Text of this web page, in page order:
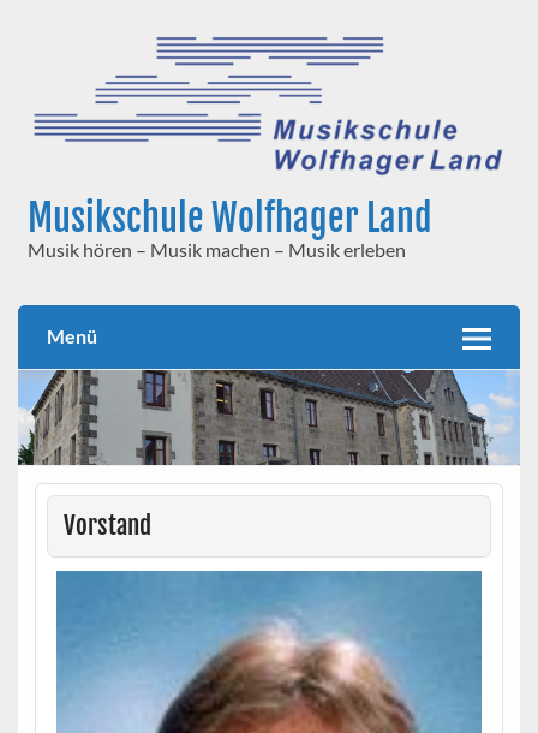
Musikschule Wolfhager Land
Musik hören – Musik machen – Musik erleben
Menü
Vorstand